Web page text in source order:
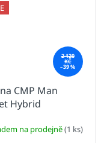
2 120
KČ
–39 %
CMP Man
Hybrid
na prodejně(1 ks)